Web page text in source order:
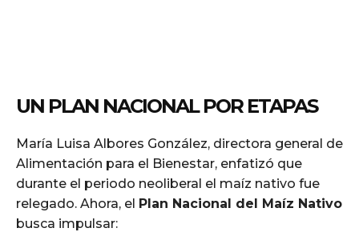
UN PLAN NACIONAL POR ETAPAS
María Luisa Albores González, directora general de
Alimentación para el Bienestar, enfatizó que
durante el periodo neoliberal el maíz nativo fue
relegado. Ahora, el Plan Nacional del Maíz Nativo
busca impulsar: